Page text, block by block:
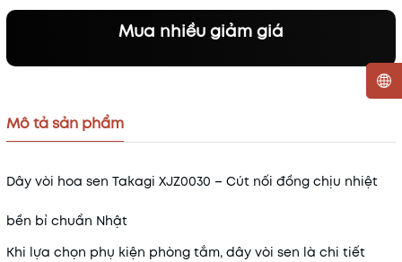
Mua nhiều giảm giá
Mã khuyến mãi:
Mô tả sản phẩm
Dây vòi hoa sen Takagi XJZ0030 – Cút nối đồng chịu nhiệt
bền bỉ chuẩn Nhật
Khi lựa chọn phụ kiện phòng tắm, dây vòi sen là chi tiết